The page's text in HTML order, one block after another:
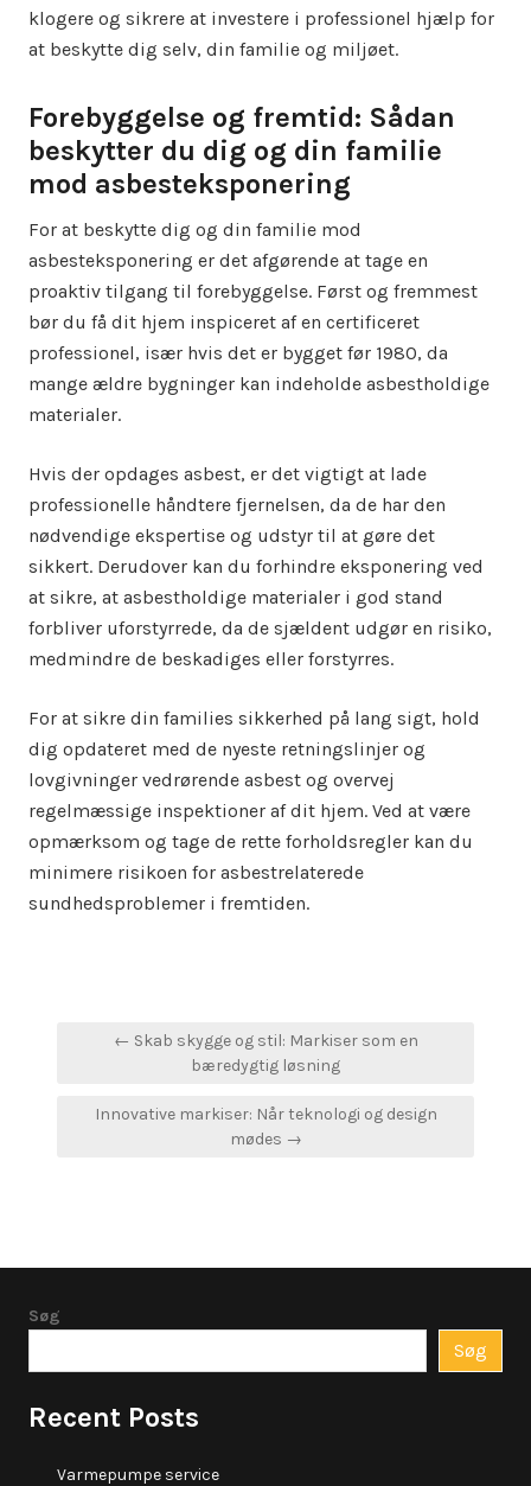
klogere og sikrere at investere i professionel hjælp for
at beskytte dig selv, din familie og miljøet.
Forebyggelse og fremtid: Sådan
beskytter du dig og din familie
mod asbesteksponering
For at beskytte dig og din familie mod
asbesteksponering er det afgørende at tage en
proaktiv tilgang til forebyggelse. Først og fremmest
bør du få dit hjem inspiceret af en certificeret
professionel, især hvis det er bygget før 1980, da
mange ældre bygninger kan indeholde asbestholdige
materialer.
Hvis der opdages asbest, er det vigtigt at lade
professionelle håndtere fjernelsen, da de har den
nødvendige ekspertise og udstyr til at gøre det
sikkert. Derudover kan du forhindre eksponering ved
at sikre, at asbestholdige materialer i god stand
forbliver uforstyrrede, da de sjældent udgør en risiko,
medmindre de beskadiges eller forstyrres.
For at sikre din families sikkerhed på lang sigt, hold
dig opdateret med de nyeste retningslinjer og
lovgivninger vedrørende asbest og overvej
regelmæssige inspektioner af dit hjem. Ved at være
opmærksom og tage de rette forholdsregler kan du
minimere risikoen for asbestrelaterede
sundhedsproblemer i fremtiden.
Indlægsnavigation
← Skab skygge og stil: Markiser som en
bæredygtig løsning
Innovative markiser: Når teknologi og design
mødes →
Søg
Søg
Recent Posts
Varmepumpe service